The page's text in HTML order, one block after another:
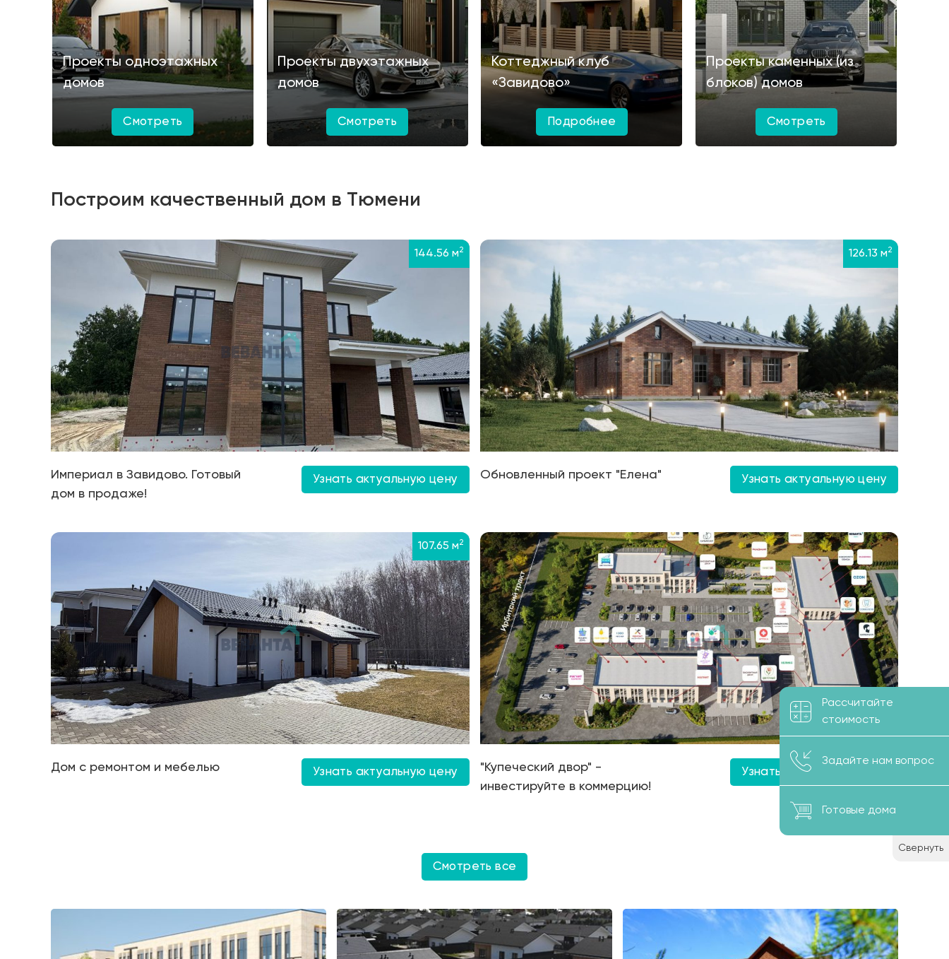
Проекты одноэтажных
домов
Смотреть
Проекты двухэтажных
домов
Смотреть
Коттеджный клуб
«Завидово»
Подробнее
Проекты каменных (из
блоков) домов
Смотреть
Построим качественный дом в Тюмени
144.56 м2
Империал в Завидово. Готовый
дом в продаже!
Узнать актуальную цену
126.13 м2
Обновленный проект "Елена" Узнать актуальную цену
107.65 м2
Дом с ремонтом и мебелью Узнать актуальную цену
"Купеческий двор" -
инвестируйте в коммерцию!
Узнать актуальную цену
Смотреть все
Рассчитайте
стоимость
Задайте нам вопрос
Готовые дома
Свернуть